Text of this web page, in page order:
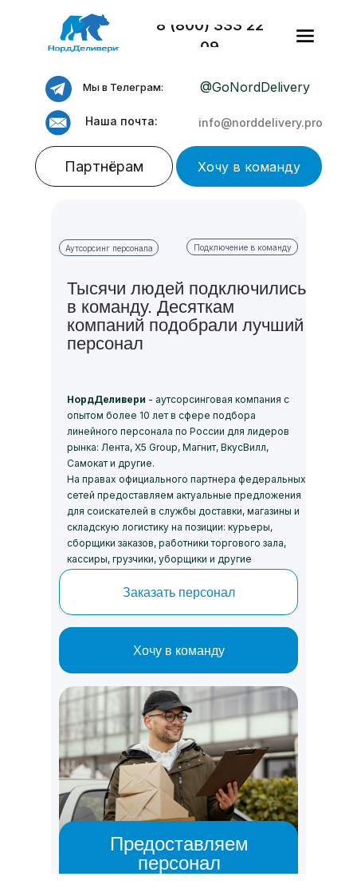
Хочу в команду
Партнёрам
8 (800) 333 22
09
info@norddelivery.pro
Мы в Телеграм: @GoNordDelivery
Аутсорс и аутстафф
линейного персонала
Наша почта:
Хочу в команду
Заказать персонал
НордДеливери - аутсорсинговая компания с
опытом более 10 лет в сфере подбора
линейного персонала по России для лидеров
рынка: Лента, Х5 Group, Магнит, ВкусВилл,
Самокат и другие.
На правах официального партнера федеральных
сетей предоставляем актуальные предложения
для соискателей в службы доставки, магазины и
складскую логистику на позиции: курьеры,
сборщики заказов, работники торгового зала,
кассиры, грузчики, уборщики и другие
Тысячи людей подключились
в команду. Десяткам
компаний подобрали лучший
персонал
Аутсорсинг персонала
Предоставляем
персонал
Подключение в команду